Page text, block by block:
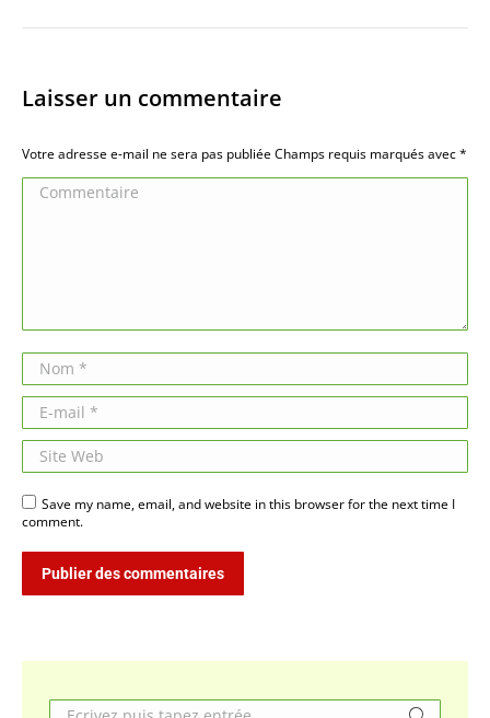
Laisser un commentaire
Votre adresse e-mail ne sera pas publiée Champs requis marqués avec*
Commentaire
Nom *
E-mail *
Site Web
Save my name, email, and website in this browser for the next time I
comment.
Publier des commentaires
Search: